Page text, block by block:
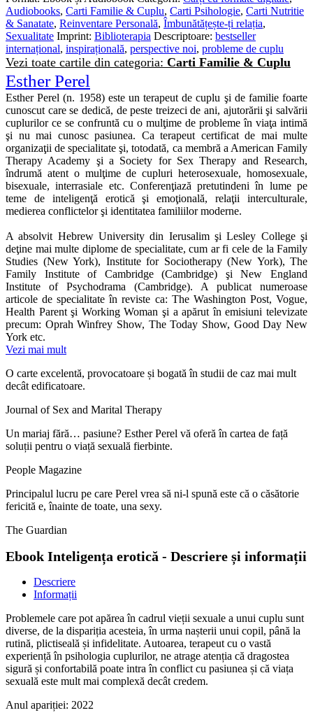
Audiobooks, Carti Familie & Cuplu, Carti Psihologie, Carti Nutritie
& Sanatate, Reinventare Personală, Îmbunătățește-ți relația,
Sexualitate Imprint: Biblioterapia Descriptoare: bestseller
internațional, inspirațională, perspective noi, probleme de cuplu
Vezi toate cartile din categoria: Carti Familie & Cuplu
Esther Perel
Esther Perel (n. 1958) este un terapeut de cuplu şi de familie foarte
cunoscut care se dedică, de peste treizeci de ani, ajutorării şi salvării
cuplurilor ce se confruntă cu o mulţime de probleme în viaţa intimă
şi nu mai cunosc pasiunea. Ca terapeut certificat de mai multe
organizaţii de specialitate şi, totodată, ca membră a American Family
Therapy Academy şi a Society for Sex Therapy and Research,
îndrumă atent o mulţime de cupluri heterosexuale, homosexuale,
bisexuale, interrasiale etc. Conferenţiază pretutindeni în lume pe
teme de inteligenţă erotică şi emoţională, relaţii interculturale,
medierea conflictelor şi identitatea familiilor moderne.
A absolvit Hebrew University din Ierusalim şi Lesley College şi
deţine mai multe diplome de specialitate, cum ar fi cele de la Family
Studies (New York), Institute for Sociotherapy (New York), The
Family Institute of Cambridge (Cambridge) şi New England
Institute of Psychodrama (Cambridge). A publicat numeroase
articole de specialitate în reviste ca: The Washington Post, Vogue,
Health Parent şi Working Woman şi a apărut în emisiuni televizate
precum: Oprah Winfrey Show, The Today Show, Good Day New
York etc.
Vezi mai mult
O carte excelentă, provocatoare și bogată în studii de caz mai mult
decât edificatoare.
Journal of Sex and Marital Therapy
Un mariaj fără… pasiune? Esther Perel vă oferă în cartea de față
soluții pentru o viață sexuală fierbinte.
People Magazine
Principalul lucru pe care Perel vrea să ni-l spună este că o căsătorie
fericită e, înainte de toate, una sexy.
The Guardian
Ebook Inteligența erotică - Descriere și informații
Descriere
Informații
Problemele care pot apărea în cadrul vieții sexuale a unui cuplu sunt
diverse, de la dispariția acesteia, în urma nașterii unui copil, până la
rutină, plictiseală și infidelitate. Autoarea, terapeut cu o vastă
experiență în psihologia cuplurilor, ne atrage atenția că dragostea
sigură și confortabilă poate intra în conflict cu pasiunea și că viața
sexuală este mult mai complexă decât credem.
Anul apariției: 2022